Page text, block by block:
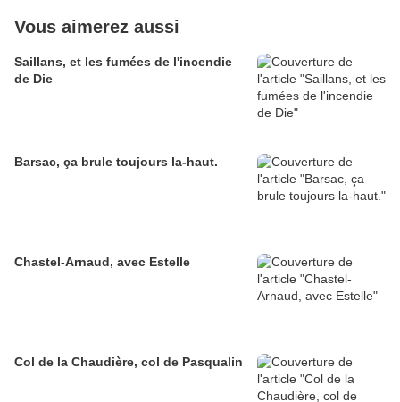
Vous aimerez aussi
Saillans, et les fumées de l'incendie
de Die
Barsac, ça brule toujours la-haut.
Chastel-Arnaud, avec Estelle
Col de la Chaudière, col de Pasqualin